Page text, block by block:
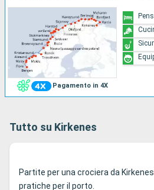
Pagamento in 4X
Tutto su Kirkenes
Partite per una crociera da
pratiche per il porto.